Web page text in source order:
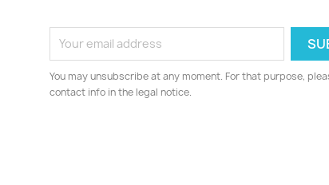
You may unsubscribe at any moment. For that purpose,
contact info in the legal notice.